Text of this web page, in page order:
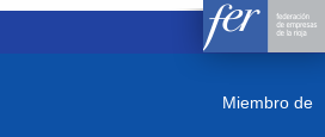
Miembro de